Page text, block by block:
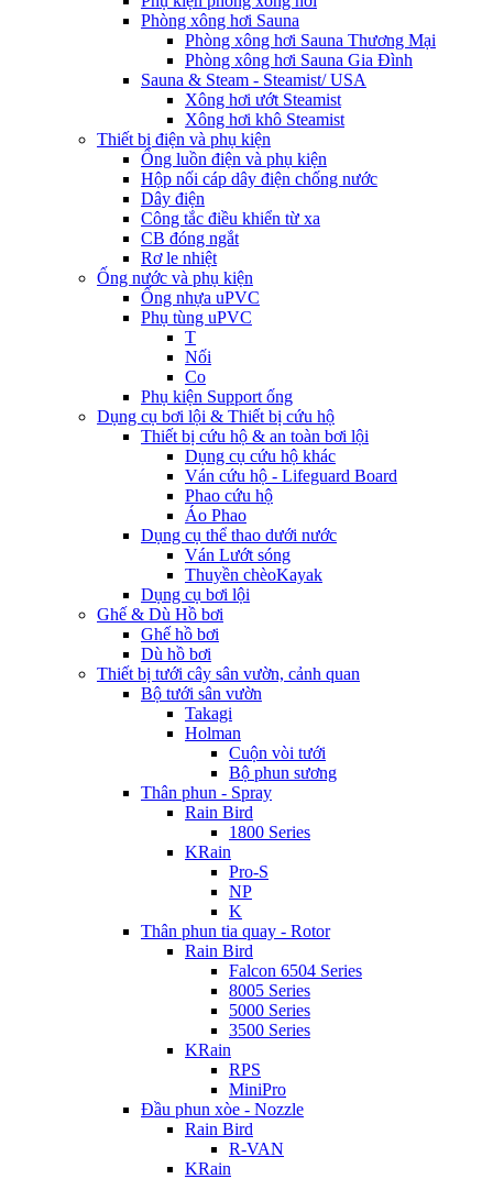
Phòng xông hơi Sauna
Phòng xông hơi Sauna Thương Mại
Phòng xông hơi Sauna Gia Đình
Sauna & Steam - Steamist/ USA
Xông hơi ướt Steamist
Xông hơi khô Steamist
Thiết bị điện và phụ kiện
Ống luồn điện và phụ kiện
Hộp nối cáp dây điện chống nước
Dây điện
Công tắc điều khiển từ xa
CB đóng ngắt
Rơ le nhiệt
Ống nước và phụ kiện
Ống nhựa uPVC
Phụ tùng uPVC
T
Nối
Co
Phụ kiện Support ống
Dụng cụ bơi lội & Thiết bị cứu hộ
Thiết bị cứu hộ & an toàn bơi lội
Dụng cụ cứu hộ khác
Ván cứu hộ - Lifeguard Board
Phao cứu hộ
Áo Phao
Dụng cụ thể thao dưới nước
Ván Lướt sóng
Thuyền chèoKayak
Dụng cụ bơi lội
Ghế & Dù Hồ bơi
Ghế hồ bơi
Dù hồ bơi
Thiết bị tưới cây sân vườn, cảnh quan
Bộ tưới sân vườn
Takagi
Holman
Cuộn vòi tưới
Bộ phun sương
Thân phun - Spray
Rain Bird
1800 Series
KRain
Pro-S
NP
K
Thân phun tia quay - Rotor
Rain Bird
Falcon 6504 Series
8005 Series
5000 Series
3500 Series
KRain
RPS
MiniPro
Đầu phun xòe - Nozzle
Rain Bird
R-VAN
KRain